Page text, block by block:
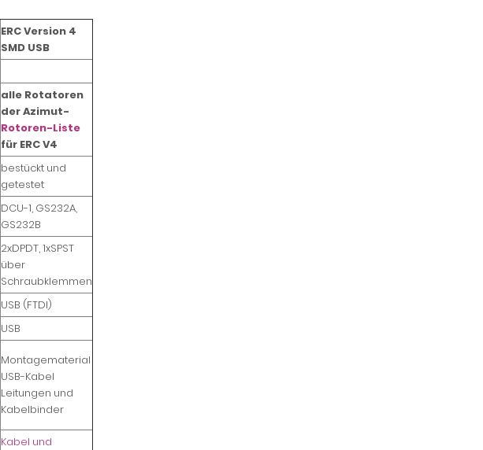
ERC Version 4
SMD USB
alle Rotatoren
der Azimut-
Rotoren-Liste
für ERC V4
bestückt und
getestet
DCU-1, GS232A,
GS232B
2xDPDT, 1xSPST
über
Schraubklemmen
USB (FTDI)
USB
Montagematerial
USB-Kabel
Leitungen und
Kabelbinder
Kabel und